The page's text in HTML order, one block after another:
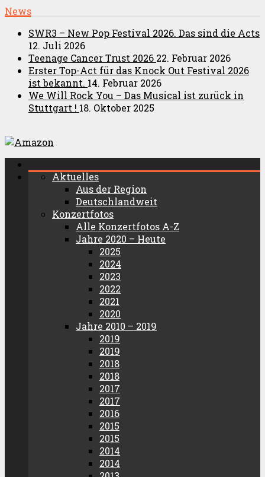
News
SWR3 – New Pop Festival 2026. Das sind die Acts
12. Juli 2026
Teenage Cancer Trust 2026 22. Februar 2026
Erster Top-Act für das Knock Out Festival 2026
ist bekannt. 14. Februar 2026
We Will Rock You – Das Musical ist zurück in
Stuttgart ! 18. Oktober 2025
Aktuelles
Aus der Region
Deutschlandweit
Konzertfotos
Alle Konzertfotos A-Z
Jahre 2020 – Heute
2025
2024
2023
2022
2021
2020
Jahre 2010 – 2019
2019
2019
2018
2018
2017
2017
2016
2015
2015
2014
2014